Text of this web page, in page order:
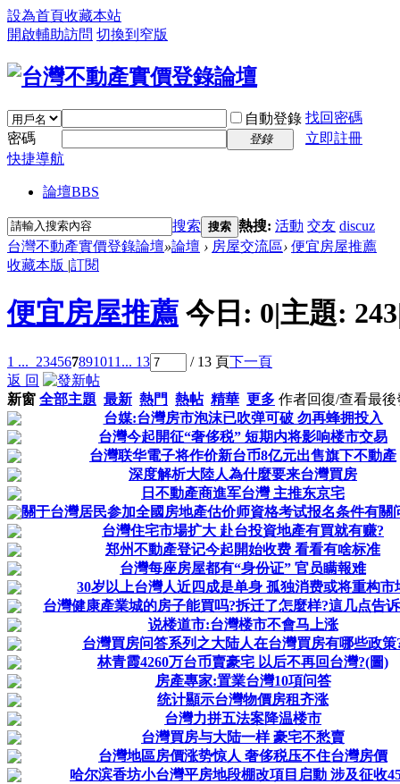
設為首頁收藏本站
開啟輔助訪問 切換到窄版
自動登錄 找回密碼
密碼
登錄
立即註冊
快捷導航
論壇BBS
搜索 搜索 熱搜: 活動 交友 discuz
台灣不動產實價登錄論壇»論壇 › 房屋交流區› 便宜房屋推薦
收藏本版 |訂閱
便宜房屋推薦 今日: 0|主題: 243
1 ... 234567891011 ... 13 / 13 頁下一頁
返 回
新窗 全部主題 最新 熱門 熱帖 精華 更多 作者回復/查看最後
台媒:台灣房市泡沫已吹弹可破 勿再蜂拥投入
台灣今起開征“奢侈税” 短期内将影响楼市交易
台灣联华電子将作价新台币8亿元出售旗下不動產
深度解析大陸人為什麼要来台灣買房
日不動產商進军台灣 主推东京宅
關于台灣居民参加全國房地產估价师資格考试报名条件有關
台灣住宅市場扩大 赴台投資地產有買就有赚?
郑州不動產登记今起開始收费 看看有啥标准
台灣每座房屋都有“身份证” 官员瞒報难
30岁以上台灣人近四成是单身 孤独消费或将重构市
台灣健康產業城的房子能買吗?拆迁了怎麼样?這几点告
说楼道市:台灣楼市不會马上涨
台灣買房问答系列之大陆人在台灣買房有哪些政策
林青霞4260万台币賣豪宅 以后不再回台灣?(圖)
房產專家:置業台灣10項问答
统计顯示台灣物價房租齐涨
台灣力拼五法案降温楼市
台灣買房与大陆一样 豪宅不愁賣
台灣地區房價涨势惊人 奢侈税压不住台灣房價
哈尔滨香坊小台灣平房地段棚改項目启動 涉及征收